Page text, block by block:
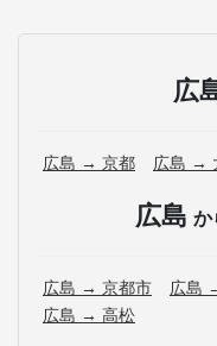
広
広島 → 京都 広島 →
広島 か
広島 → 京都市 広島
広島 → 高松